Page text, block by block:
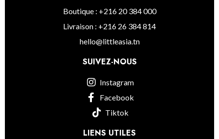
Boutique : +216 20 384 000
Livraison : +216 26 384 814
hello@littleasia.tn
SUIVEZ-NOUS
Instagram
Facebook
Tiktok
LIENS UTILES